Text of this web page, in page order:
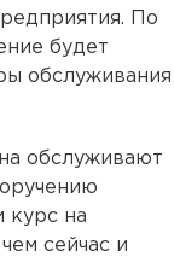
По
будет
обслуживания
обслуживают
курс на
сейчас и